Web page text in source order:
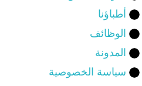
أطباؤنا
الوظائف
المدونة
سياسة الخصوصية